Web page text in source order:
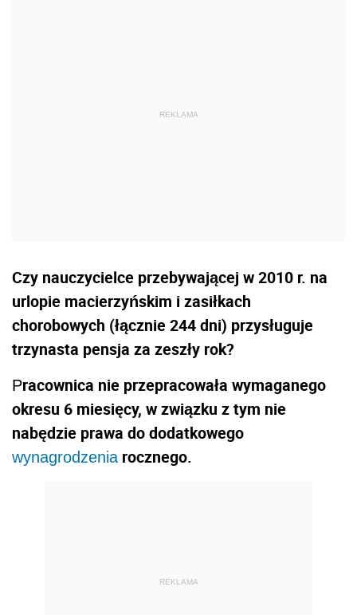
Czy nauczycielce przebywającej w 2010 r. na
urlopie macierzyńskim i zasiłkach
chorobowych (łącznie 244 dni) przysługuje
trzynasta pensja za zeszły rok?
Pracownica nie przepracowała wymaganego
okresu 6 miesięcy, w związku z tym nie
nabędzie prawa do dodatkowego
wynagrodzeniarocznego.
REKLAMA